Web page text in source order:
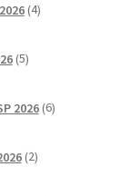
4izdelki
5izdelkov
2026 6izdelkov
2izdelka